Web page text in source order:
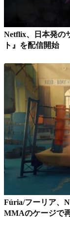
Netflix、日本発の
ト』を配信開始
Fúria/フーリア、
MMAのケージで